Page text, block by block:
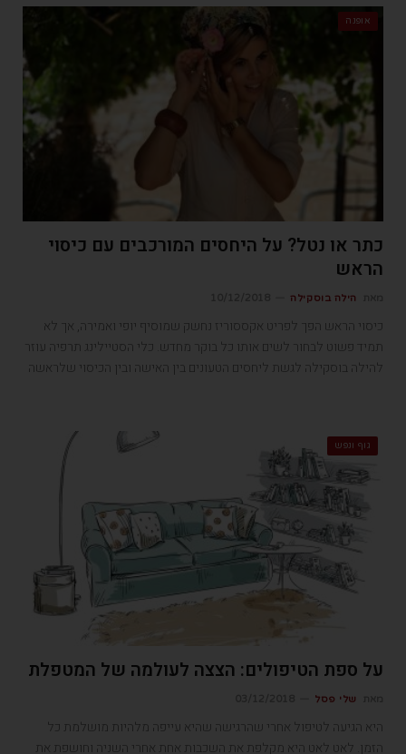
אופנה
כתר או נטל? על היחסים המורכבים עם כיסוי
הראש
הילה בוסקילה
כיסוי הראש הפך לפריט אקססוריז נחשק שמוסיף יופי ואמירה, אך לא
תמיד פשוט לבחור לשים אותו כל בוקר מחדש. כלי הסטיילינג תרפיה עוזר
להילה בוסקילה לגשת ליחסים הטעונים בין האישה ובין הכיסוי שלראשה
גוף ונפש
על ספת הטיפולים: הצצה לעולמה של המטפלת
שלי פסל
היא הגיעה לטיפול אחרי שהרגישה שהיא עייפה מלהיות מושלמת כל
הזמן. לאט לאט היא מקלפת את השכבות אחת אחרי השניה וחושפת את